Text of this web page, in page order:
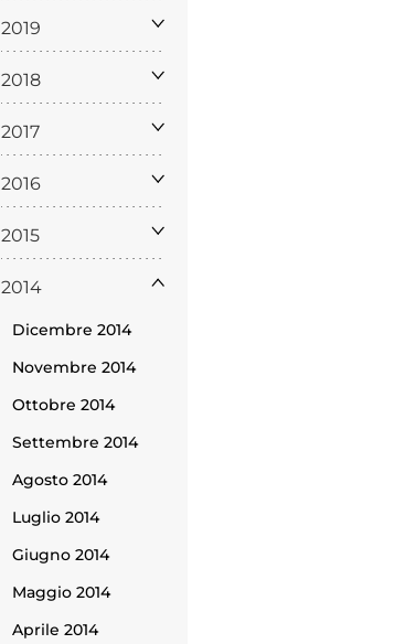
2019
2018
2017
2016
2015
2014
Dicembre 2014
Novembre 2014
Ottobre 2014
Settembre 2014
Agosto 2014
Luglio 2014
Giugno 2014
Maggio 2014
Aprile 2014